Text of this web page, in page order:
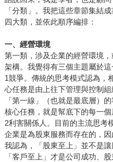
「分類」。我把這些章節集結
四大類，並依此順序編排：
一、經營環境
第一類，涉及企業的經營環境
架構。我覺得有三個主題屬於
1競爭。傳統的思考模式認為，
心任務是由上往下管理與控制
「第一線」（也就是最底層）
核心任務，就是幫底下的每一個
2利害關係人。目前的主流思考
企業是為股東服務而存在的，
我認為，「股東至上」並不是
「客戶至上」才是公司成功、